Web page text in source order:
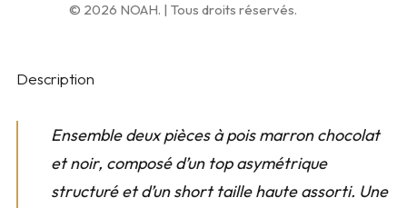
© 2026 NOAH. | Tous droits réservés.
Description
Ensemble deux pièces à pois marron chocolat
et noir, composé d’un top asymétrique
structuré et d’un short taille haute assorti. Une